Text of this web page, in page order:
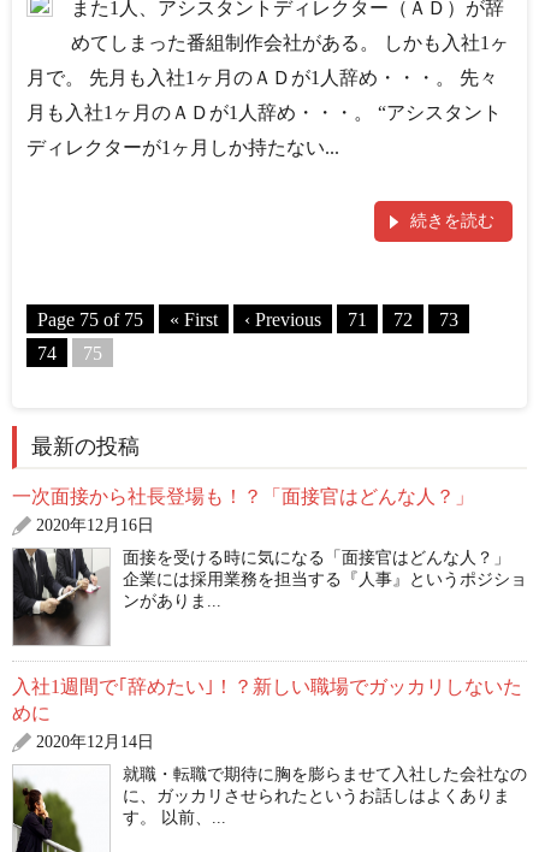
また1人、アシスタントディレクター（ＡＤ）が辞
めてしまった番組制作会社がある。 しかも入社1ヶ
月で。 先月も入社1ヶ月のＡＤが1人辞め・・・。 先々
月も入社1ヶ月のＡＤが1人辞め・・・。 “アシスタント
ディレクターが1ヶ月しか持たない...
続きを読む
Page 75 of 75 « First ‹ Previous 71 72
73
74
75
最新の投稿
一次面接から社長登場も！？「面接官はどんな人？」
2020年12月16日
面接を受ける時に気になる「面接官はどんな人？」
企業には採用業務を担当する『人事』というポジショ
ンがありま...
入社1週間で｢辞めたい｣！？新しい職場でガッカリしないた
めに
2020年12月14日
就職・転職で期待に胸を膨らませて入社した会社なの
に、ガッカリさせられたというお話しはよくありま
す。 以前、...